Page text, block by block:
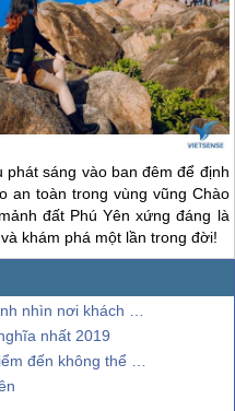
phát sáng vào ban đêm để định
an toàn trong vùng vũng Chào
đất Phú Yên xứng đáng là
khám phá một lần trong đời!
khách thăm quan…!
nhất 2019
bỏ qua khi đến Phú Yên